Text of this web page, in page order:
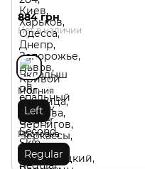
884 грн
Нет в наличии
Молния
Left
Ростовка
Regular